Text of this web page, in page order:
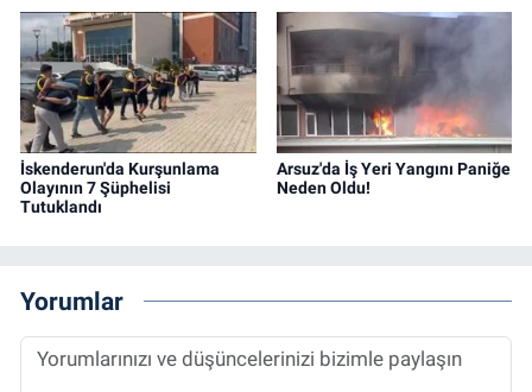
İskenderun'da Kurşunlama
Olayının 7 Şüphelisi
Tutuklandı
Arsuz'da İş Yeri Yangını Paniğe
Neden Oldu!
Yorumlar